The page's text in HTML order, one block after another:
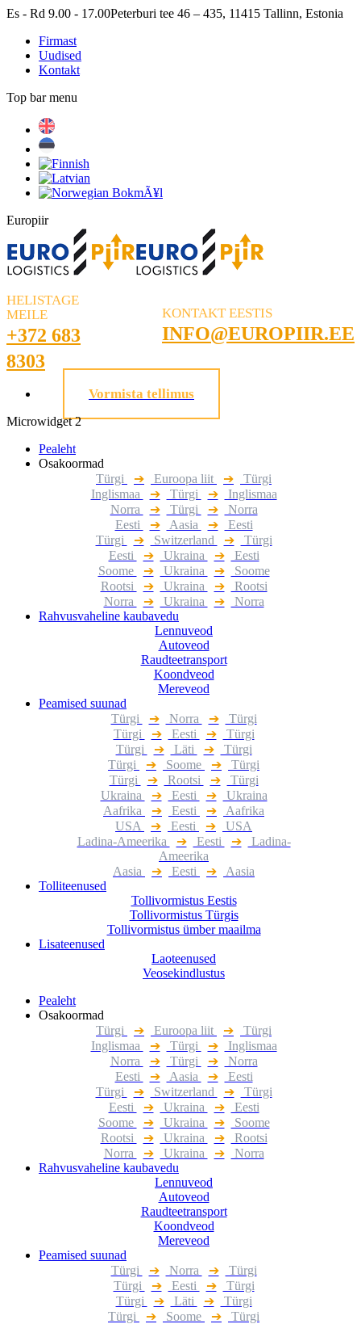
Skip
content
Es - Rd 9.00 - 17.00Peterburi tee 46 – 435, 11415 Tallinn, Estonia
Firmast
Uudised
Kontakt
Top bar menu
Europiir
HELISTAGE
MEILE
+372 683
8303
KONTAKT EESTIS
INFO@EUROPIIR.EE
Vormista tellimus
Microwidget 2
Pealeht
Osakoormad
Türgi
➔ Euroopa liit ➔
Türgi
Inglismaa
➔ Türgi ➔
Inglismaa
Norra
➔ Türgi ➔
Norra
Eesti
➔ Aasia ➔
Eesti
Türgi
➔ Switzerland ➔
Türgi
Eesti
➔ Ukraina ➔
Eesti
Soome
➔ Ukraina ➔
Soome
Rootsi
➔ Ukraina ➔
Rootsi
Norra
➔ Ukraina ➔
Norra
Rahvusvaheline kaubavedu
Lennuveod
Autoveod
Raudteetransport
Koondveod
Mereveod
Peamised suunad
Türgi
➔ Norra ➔
Türgi
Türgi
➔ Eesti ➔
Türgi
Türgi
➔ Läti ➔
Türgi
Türgi
➔ Soome ➔
Türgi
Türgi
➔ Rootsi ➔
Türgi
Ukraina
➔ Eesti ➔
Ukraina
Aafrika
➔ Eesti ➔
Aafrika
USA
➔ Eesti ➔
USA
Ladina-Ameerika
➔ Eesti ➔
Ladina-
Ameerika
Aasia
➔ Eesti ➔
Aasia
Tolliteenused
Tollivormistus Eestis
Tollivormistus Türgis
Tollivormistus ümber maailma
Lisateenused
Laoteenused
Veosekindlustus
Pealeht
Osakoormad
Türgi
➔ Euroopa liit ➔
Türgi
Inglismaa
➔ Türgi ➔
Inglismaa
Norra
➔ Türgi ➔
Norra
Eesti
➔ Aasia ➔
Eesti
Türgi
➔ Switzerland ➔
Türgi
Eesti
➔ Ukraina ➔
Eesti
Soome
➔ Ukraina ➔
Soome
Rootsi
➔ Ukraina ➔
Rootsi
Norra
➔ Ukraina ➔
Norra
Rahvusvaheline kaubavedu
Lennuveod
Autoveod
Raudteetransport
Koondveod
Mereveod
Peamised suunad
Türgi
➔ Norra ➔
Türgi
Türgi
➔ Eesti ➔
Türgi
Türgi
➔ Läti ➔
Türgi
Türgi
➔ Soome ➔
Türgi